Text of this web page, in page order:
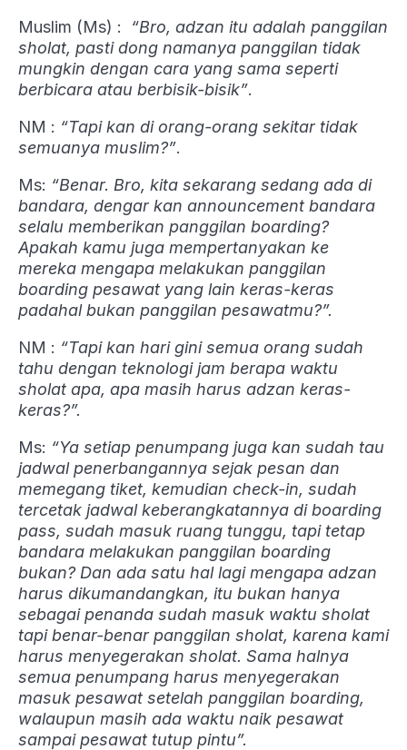
Muslim (Ms) :
“Bro, adzan itu adalah panggilan
sholat, pasti dong namanya panggilan tidak
mungkin dengan cara yang sama seperti
berbicara atau berbisik-bisik”.
NM : “Tapi kan di orang-orang sekitar tidak
semuanya muslim?”.
Ms: “Benar. Bro, kita sekarang sedang ada di
bandara, dengar kan announcement bandara
selalu memberikan panggilan boarding?
Apakah kamu juga mempertanyakan ke
mereka mengapa melakukan panggilan
boarding pesawat yang lain keras-keras
padahal bukan panggilan pesawatmu?”.
NM : “Tapi kan hari gini semua orang sudah
tahu dengan teknologi jam berapa waktu
sholat apa, apa masih harus adzan keras-
keras?”.
Ms: “Ya setiap penumpang juga kan sudah tau
jadwal penerbangannya sejak pesan dan
memegang tiket, kemudian check-in, sudah
tercetak jadwal keberangkatannya di boarding
pass, sudah masuk ruang tunggu, tapi tetap
bandara melakukan panggilan boarding
bukan? Dan ada satu hal lagi mengapa adzan
harus dikumandangkan, itu bukan hanya
sebagai penanda sudah masuk waktu sholat
tapi benar-benar panggilan sholat, karena kami
harus menyegerakan sholat. Sama halnya
semua penumpang harus menyegerakan
masuk pesawat setelah panggilan boarding,
walaupun masih ada waktu naik pesawat
sampai pesawat tutup pintu”.